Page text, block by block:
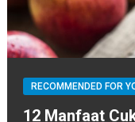
RECOMMENDED FOR
12 Manfaat